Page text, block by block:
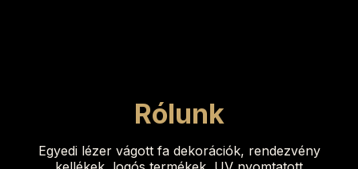
Rólunk
Egyedi lézer vágott fa dekorációk, rendezvény